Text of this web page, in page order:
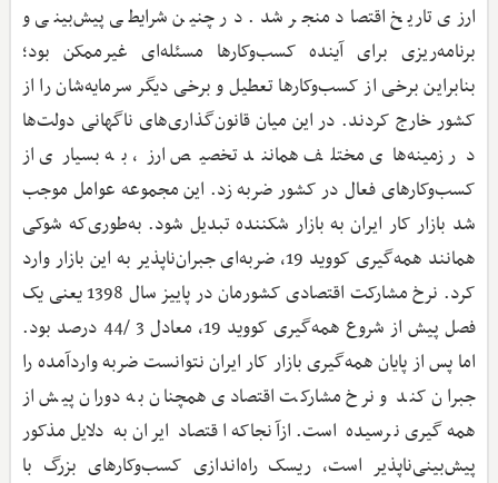
ارزی تاریخ اقتصاد منجر شد. در چنین شرایطی پیش‌بینی و
برنامه‌ریزی برای آینده کسب‌وکارها مسئله‌ای غیرممکن بود؛
بنابراین برخی از کسب‌وکارها تعطیل و برخی دیگر سرمایه‌شان را از
کشور خارج کردند. در این میان قانون‌گذاری‌های ناگهانی دولت‌ها
در زمینه‌های مختلف همانند تخصیص ارز، به بسیاری از
کسب‌وکارهای فعال در کشور ضربه زد. این مجموعه عوامل موجب
شد بازار کار ایران به بازار شکننده تبدیل شود. به‌طوری‌که شوکی
همانند همه‌گیری کووید 19، ضربه‌ای جبران‌ناپذیر به این بازار وارد
کرد. نرخ مشارکت اقتصادی کشورمان در پاییز سال 1398 یعنی یک
فصل پیش از شروع همه‌گیری کووید 19، معادل 3 /44 درصد بود.
اما پس از پایان همه‌گیری بازار کار ایران نتوانست ضربه واردآمده را
جبران کند و نرخ مشارکت اقتصادی همچنان به دوران پیش از
همه‌گیری نرسیده است. ازآنجاکه اقتصاد ایران به دلایل مذکور
پیش‌بینی‌ناپذیر است، ریسک راه‌اندازی کسب‌وکارهای بزرگ با